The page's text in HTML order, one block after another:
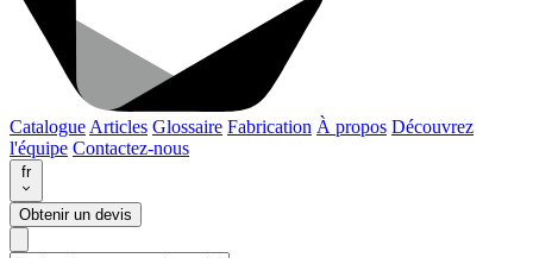
Catalogue Articles Glossaire Fabrication À propos Découvrez
l'équipe Contactez-nous
fr
Obtenir un devis